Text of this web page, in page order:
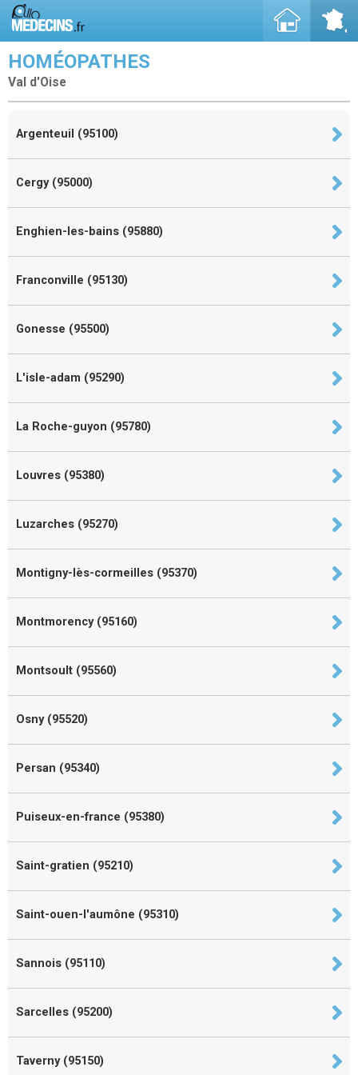
HOMÉOPATHES
Val d'Oise
Argenteuil (95100)
Cergy (95000)
Enghien-les-bains (95880)
Franconville (95130)
Gonesse (95500)
L'isle-adam (95290)
La Roche-guyon (95780)
Louvres (95380)
Luzarches (95270)
Montigny-lès-cormeilles (95370)
Montmorency (95160)
Montsoult (95560)
Osny (95520)
Persan (95340)
Puiseux-en-france (95380)
Saint-gratien (95210)
Saint-ouen-l'aumône (95310)
Sannois (95110)
Sarcelles (95200)
Taverny (95150)